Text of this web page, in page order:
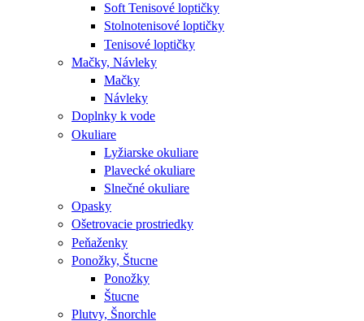
Soft Tenisové loptičky
Stolnotenisové loptičky
Tenisové loptičky
Mačky, Návleky
Mačky
Návleky
Doplnky k vode
Okuliare
Lyžiarske okuliare
Plavecké okuliare
Slnečné okuliare
Opasky
Ošetrovacie prostriedky
Peňaženky
Ponožky, Štucne
Ponožky
Štucne
Plutvy, Šnorchle